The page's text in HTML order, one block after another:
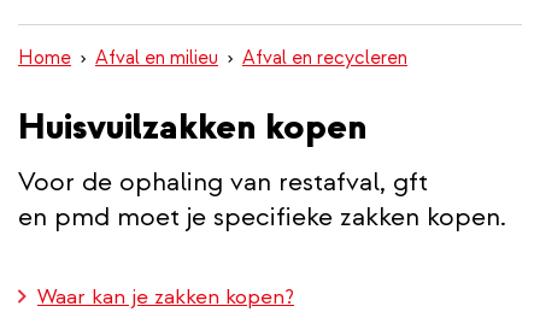
inhoud
gaan
Home Afval en milieu Afval en recycleren
Huisvuilzakken kopen
Voor de ophaling van restafval, gft
en pmd moet je specifieke zakken kopen.
Waar kan je zakken kopen?